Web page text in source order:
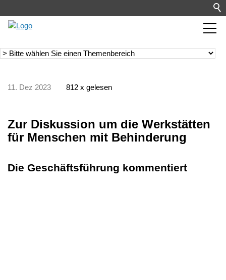
11. Dez 2023 812 x gelesen
Zur Diskussion um die Werkstätten
für Menschen mit Behinderung
Die Geschäftsführung kommentiert